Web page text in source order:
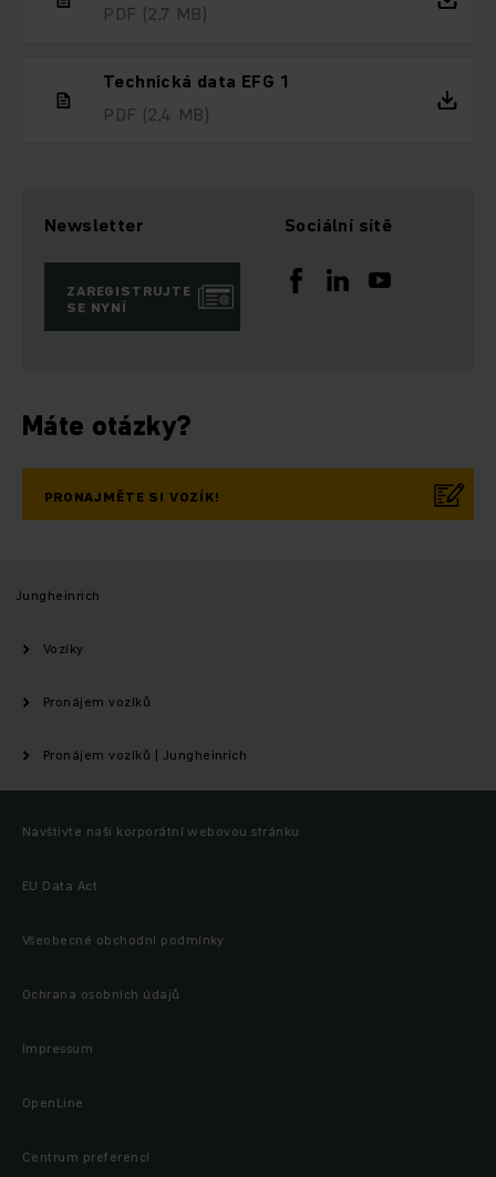
PDF (2,7 MB)
Technická data EFG 1
PDF (2,4 MB)
Newsletter
ZAREGISTRUJTE
SE NYNÍ
Sociální sítě
Máte otázky?
PRONAJMĚTE SI VOZÍK!
Jungheinrich
Vozíky
Pronájem vozíků
Pronájem vozíků | Jungheinrich
Navštivte naši korporátní webovou stránku
EU Data Act
Všeobecné obchodní podmínky
Ochrana osobních údajů
Impressum
OpenLine
Centrum preferencí